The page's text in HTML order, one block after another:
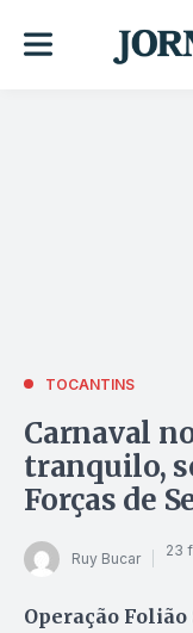
TOCANTINS
Carnaval
tranquilo,
Forças de
Ruy Bucar 23
Operação